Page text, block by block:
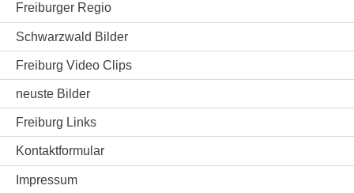
Freiburger Regio
Schwarzwald Bilder
Freiburg Video Clips
neuste Bilder
Freiburg Links
Kontaktformular
Impressum